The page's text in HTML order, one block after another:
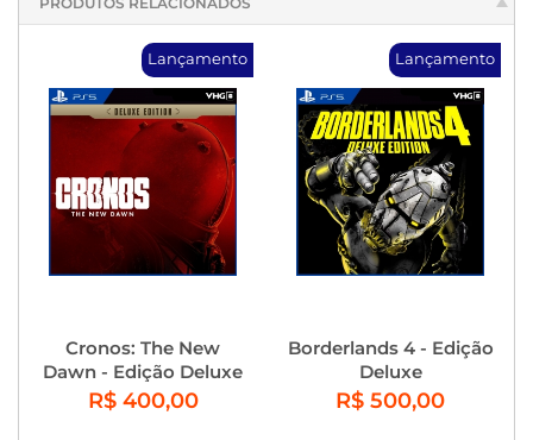
Lançamento
Cronos: The New
Dawn - Edição Deluxe
R$ 400,00
Lançamento
Borderlands 4 - Edição
Deluxe
R$ 500,00